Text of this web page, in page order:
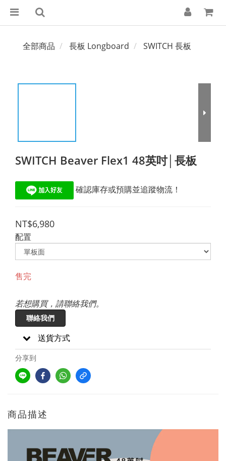
全部商品 長板 Longboard SWITCH 長板
SWITCH Beaver Flex1 48英吋│長板
確認庫存或預購並追蹤物流！
NT$6,980
配置
售完
若想購買，請聯絡我們。
聯絡我們
送貨方式
分享到
商品描述